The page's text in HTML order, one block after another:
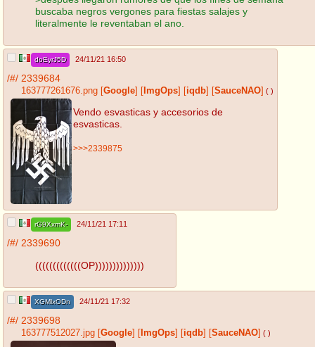
buscaba negros vergones para fiestas salajes y
literalmente le reventaban el ano.
doEyrJ5D 24/11/21 16:50
/#/ 2339684
163777261676.png Google ImgOps iqdb SauceNAO ( )
Vendo esvasticas y accesorios de
esvasticas.
>>>2339875
rG9XxmK- 24/11/21 17:11
/#/ 2339690
(((((((((((((OP))))))))))))))
XGMlxODn 24/11/21 17:32
/#/ 2339698
163777512027.jpg Google ImgOps iqdb SauceNAO ( )